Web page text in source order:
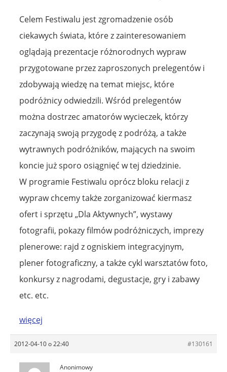
Celem Festiwalu jest zgromadzenie osób
ciekawych świata, które z zainteresowaniem
oglądają prezentacje różnorodnych wypraw
przygotowane przez zaproszonych prelegentów i
zdobywają wiedzę na temat miejsc, które
podróżnicy odwiedzili. Wśród prelegentów
można dostrzec amatorów wycieczek, którzy
zaczynają swoją przygodę z podróżą, a także
wytrawnych podróżników, mających na swoim
koncie już sporo osiągnięć w tej dziedzinie.
W programie Festiwalu oprócz bloku relacji z
wypraw chcemy także zorganizować kiermasz
ofert i sprzętu „Dla Aktywnych”, wystawy
fotografii, pokazy filmów podróżniczych, imprezy
plenerowe: rajd z ogniskiem integracyjnym,
plener fotograficzny, a także cykl warsztatów foto,
konkursy z nagrodami, degustacje, gry i zabawy
etc. etc.
więcej
2012-04-10 o 22:40 #130161
Anonimowy